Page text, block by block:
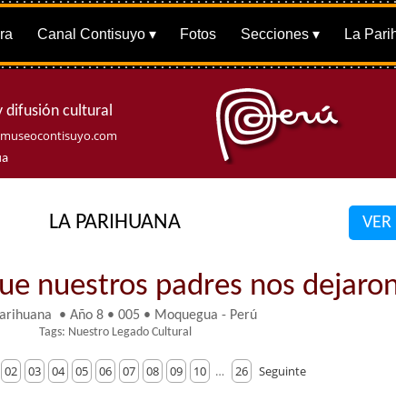
Canal Contisuyo Fotos Secciones La
difusión cultural
LA PARIHUANA VER
nuestros padres nos
• Año 8 • 005 • Moquegua - Perú
Tags: Nuestro Legado Cultural
02 03 04 05 06 07 08 09 10 … 26 Seguinte